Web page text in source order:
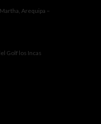
Arequipa –
Golf los Incas